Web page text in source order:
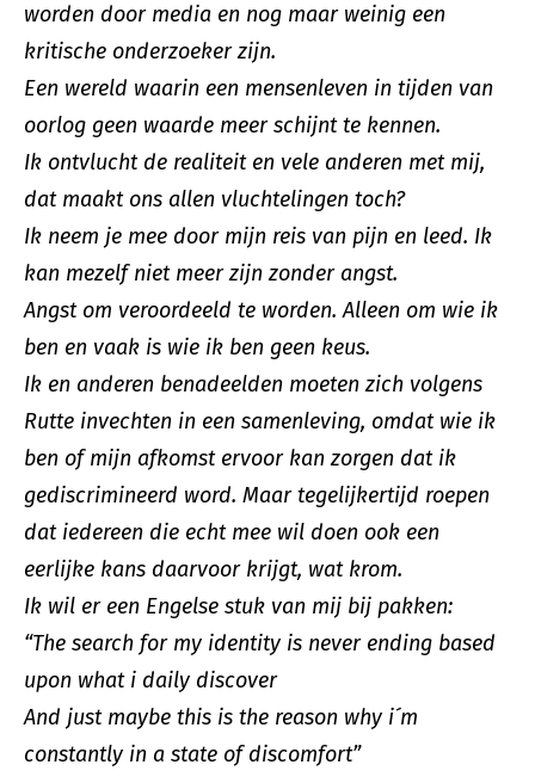
worden door media en nog maar weinig een
kritische onderzoeker zijn.
Een wereld waarin een mensenleven in tijden van
oorlog geen waarde meer schijnt te kennen.
Ik ontvlucht de realiteit en vele anderen met mij,
dat maakt ons allen vluchtelingen toch?
Ik neem je mee door mijn reis van pijn en leed. Ik
kan mezelf niet meer zijn zonder angst.
Angst om veroordeeld te worden. Alleen om wie ik
ben en vaak is wie ik ben geen keus.
Ik en anderen benadeelden moeten zich volgens
Rutte invechten in een samenleving, omdat wie ik
ben of mijn afkomst ervoor kan zorgen dat ik
gediscrimineerd word. Maar tegelijkertijd roepen
dat iedereen die echt mee wil doen ook een
eerlijke kans daarvoor krijgt, wat krom.
Ik wil er een Engelse stuk van mij bij pakken:
“The search for my identity is never ending based
upon what i daily discover
And just maybe this is the reason why i´m
constantly in a state of discomfort”